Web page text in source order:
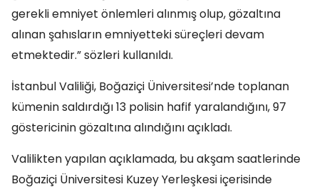
gerekli emniyet önlemleri alınmış olup, gözaltına
alınan şahısların emniyetteki süreçleri devam
etmektedir.” sözleri kullanıldı.
İstanbul Valiliği, Boğaziçi Üniversitesi’nde toplanan
kümenin saldırdığı 13 polisin hafif yaralandığını, 97
göstericinin gözaltına alındığını açıkladı.
Valilikten yapılan açıklamada, bu akşam saatlerinde
Boğaziçi Üniversitesi Kuzey Yerleşkesi içerisinde